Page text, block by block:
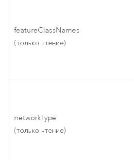
featureClassNames
(только чтение)
networkType
(только чтение)